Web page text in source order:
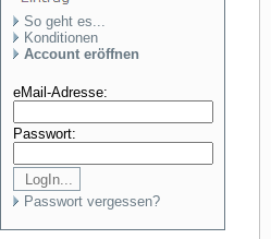
So geht es...
Konditionen
Account eröffnen
eMail-Adresse:
Passwort:
Passwort vergessen?